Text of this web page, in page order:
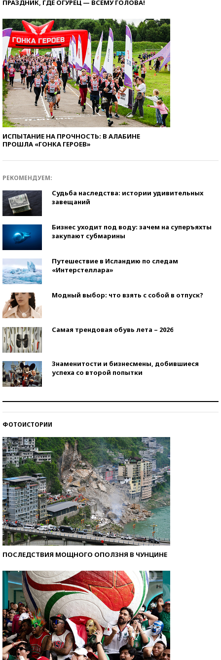
ПРАЗДНИК, ГДЕ ОГУРЕЦ — ВСЕМУ ГОЛОВА!
ИСПЫТАНИЕ НА ПРОЧНОСТЬ: В АЛАБИНЕ
ПРОШЛА «ГОНКА ГЕРОЕВ»
РЕКОМЕНДУЕМ:
Судьба наследства: истории удивительных
завещаний
Бизнес уходит под воду: зачем на суперъяхты
закупают субмарины
Путешествие в Исландию по следам
«Интерстеллара»
Модный выбор: что взять с собой в отпуск?
Самая трендовая обувь лета – 2026
Знаменитости и бизнесмены, добившиеся
успеха со второй попытки
ФОТОИСТОРИИ
ПОСЛЕДСТВИЯ МОЩНОГО ОПОЛЗНЯ В ЧУНЦИНЕ